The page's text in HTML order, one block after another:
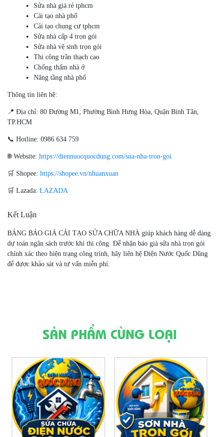
Sửa nhà giá rẻ tphcm
Cải tạo nhà phố
Cải tạo chung cư tphcm
Sửa nhà cấp 4 trọn gói
Sửa nhà vệ sinh trọn gói
Thi công trần thạch cao
Chống thấm nhà ở
Nâng tầng nhà phố
Thông tin liên hệ:
📍 Địa chỉ: 80 Đường M1, Phường Bình Hưng Hòa, Quận Bình Tân,
TP.HCM
📞 Hotline: 0986 634 759
🌐 Website: https://diennuocquocdung.com/sua-nha-tron-goi
🛒 Shopee: https://shopee.vn/nhuanxuan
🛒 Lazada: LAZADA
Kết Luận
BẢNG BÁO GIÁ CẢI TẠO SỬA CHỮA NHÀ giúp khách hàng dễ dàng
dự toán ngân sách trước khi thi công. Để nhận báo giá sửa nhà trọn gói
chính xác theo hiện trạng công trình, hãy liên hệ Điện Nước Quốc Dũng
để được khảo sát và tư vấn miễn phí.
SẢN PHẨM CÙNG LOẠI